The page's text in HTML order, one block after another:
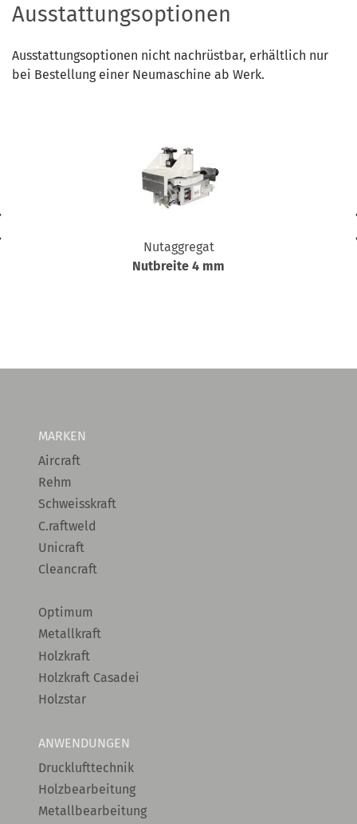
Ausstattungsoptionen
Ausstattungsoptionen nicht nachrüstbar, erhältlich nur
bei Bestellung einer Neumaschine ab Werk.
Nutaggregat
Nutbreite 4 mm
MARKEN
Aircraft
Rehm
Schweisskraft
C.raftweld
Unicraft
Cleancraft
Optimum
Metallkraft
Holzkraft
Holzkraft Casadei
Holzstar
ANWENDUNGEN
Drucklufttechnik
Holzbearbeitung
Metallbearbeitung